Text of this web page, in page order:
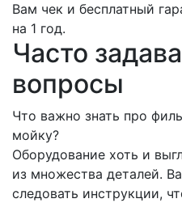
Вам чек и бесплатный
на 1 год.
Часто
вопросы
Что важно знать про
мойку?
Оборудование хоть и
из множества деталей.
следовать инструкции,